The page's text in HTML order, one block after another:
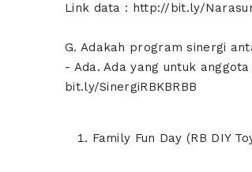
Link data : http://bit.ly/
G. Adakah program sinergi
- Ada. Ada yang untuk
bit.ly/SinergiRBKBRBB
Family Fun Day (RB DIY